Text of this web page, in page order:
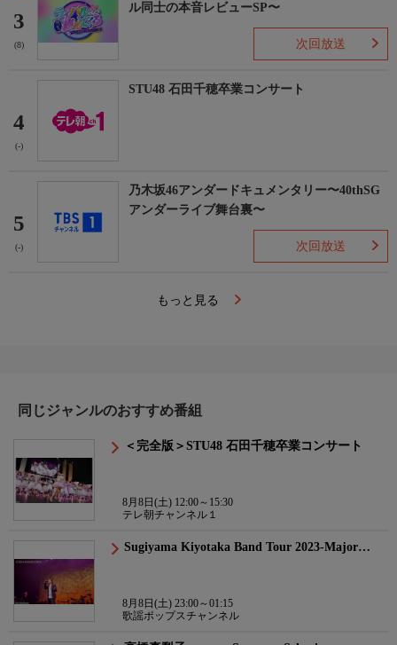
3
(8)
ル同士の本音レビューSP〜
次回放送
4
(-)
STU48 石田千穂卒業コンサート
5
(-)
乃木坂46アンダードキュメンタリー〜40thSG
アンダーライブ舞台裏〜
次回放送
もっと見る
同じジャンルのおすすめ番組
＜完全版＞STU48 石田千穂卒業コンサート
8月8日(土) 12:00～15:30
テレ朝チャンネル１
Sugiyama Kiyotaka Band Tour 2023-Major…
8月8日(土) 23:00～01:15
歌謡ポップスチャンネル